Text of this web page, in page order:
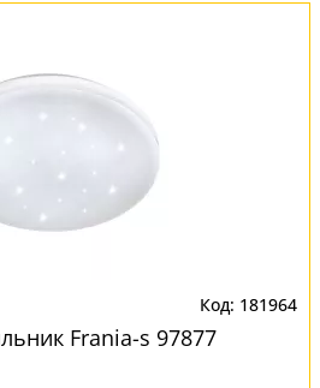
181964
Frania-s 97877